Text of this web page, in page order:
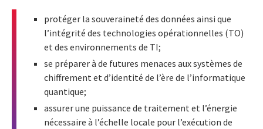
protéger la souveraineté des données ainsi que
l’intégrité des technologies opérationnelles (TO)
et des environnements de TI;
se préparer à de futures menaces aux systèmes de
chiffrement et d’identité de l’ère de l’informatique
quantique;
assurer une puissance de traitement et l’énergie
nécessaire à l’échelle locale pour l’exécution de